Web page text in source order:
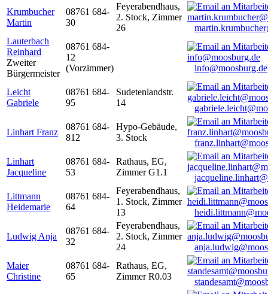
Krumbucher
Martin
08761 684-
30
Feyerabendhaus,
2. Stock, Zimmer
26
Lauterbach
Reinhard
Zweiter
Bürgermeister
08761 684-
12
(Vorzimmer)
info@moosburg.de
Leicht
Gabriele
08761 684-
95
Sudetenlandstr.
14
Linhart Franz
08761 684-
812
Hypo-Gebäude,
3. Stock
Linhart
Jacqueline
08761 684-
53
Rathaus, EG,
Zimmer G1.1
Littmann
Heidemarie
08761 684-
64
Feyerabendhaus,
1. Stock, Zimmer
13
Ludwig Anja
08761 684-
32
Feyerabendhaus,
2. Stock, Zimmer
24
Maier
Christine
08761 684-
65
Rathaus, EG,
Zimmer R0.03